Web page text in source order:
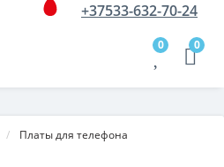
+37533-632-70-24
0 0
Платы для телефона